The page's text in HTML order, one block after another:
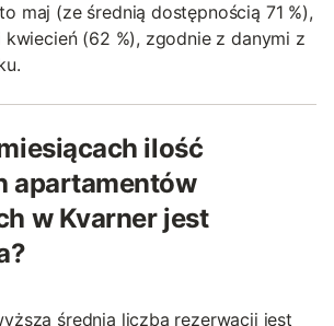
maj (ze średnią dostępnością 71 %),
(62 %), zgodnie z danymi z
ilość
apartamentów
w Kvarner jest
średnią liczbą rezerwacji jest